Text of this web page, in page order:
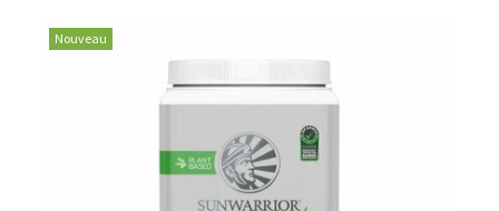
Nouveau